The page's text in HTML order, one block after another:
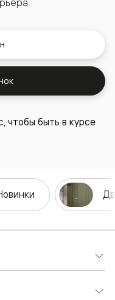
чтобы быть в курсе